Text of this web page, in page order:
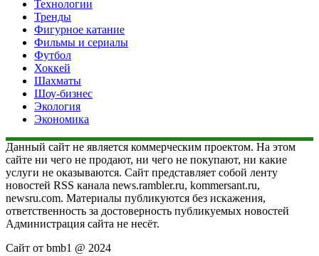
Технологии
Тренды
Фигурное катание
Фильмы и сериалы
Футбол
Хоккей
Шахматы
Шоу-бизнес
Экология
Экономика
Данный сайт не является коммерческим проектом. На этом
сайте ни чего не продают, ни чего не покупают, ни какие
услуги не оказываются. Сайт представляет собой ленту
новостей RSS канала news.rambler.ru, kommersant.ru,
newsru.com. Материалы публикуются без искажения,
ответственность за достоверность публикуемых новостей
Администрация сайта не несёт.
Сайт от bmb1 @ 2024